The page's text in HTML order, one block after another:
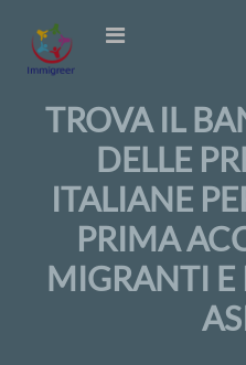
TROVA IL
DELLE
ITALIANE
PRIMA
MIGRANTI